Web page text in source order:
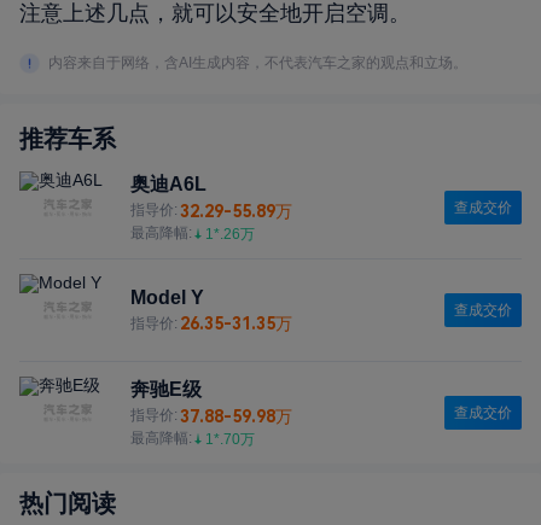
注意上述几点，就可以安全地开启空调。
内容来自于网络，含AI生成内容，不代表汽车之家的观点和立场。
推荐车系
奥迪A6L
指导价: 32.29-55.89万
最高降幅: 1*.26万
查成交价
Model Y
指导价: 26.35-31.35万
查成交价
奔驰E级
指导价: 37.88-59.98万
最高降幅: 1*.70万
查成交价
热门阅读